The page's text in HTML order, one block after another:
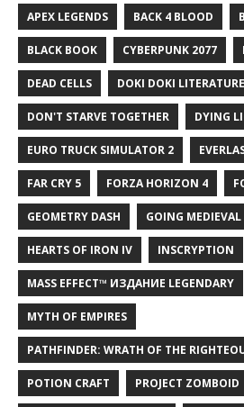
APEX LEGENDS BACK 4 BLOOD
BLACK BOOK CYBERPUNK 2077
DEAD CELLS DOKI DOKI
DON'T STARVE TOGETHER DYING
EURO TRUCK SIMULATOR 2
FAR CRY 5 FORZA HORIZON 4
GEOMETRY DASH GOING MEDIEVAL
HEARTS OF IRON IV INSCRYPTION
MASS EFFECT™ ИЗДАНИЕ LEGENDARY
MYTH OF EMPIRES
PATHFINDER: WRATH OF THE
POTION CRAFT PROJECT ZOMBOID